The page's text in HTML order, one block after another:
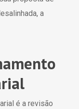
a
é a revisão